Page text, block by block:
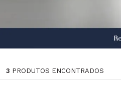
3 PRODUTOS ENCONTRADOS